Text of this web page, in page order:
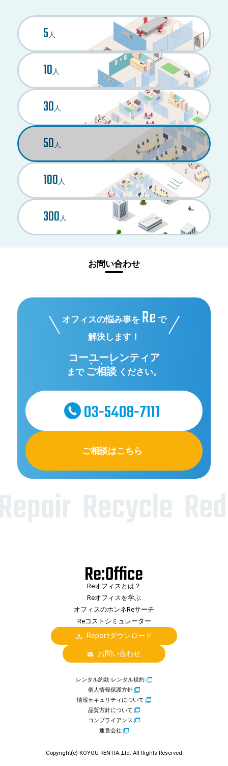
5人
10人
30人
50人
100人
300人
お問い合わせ
オフィスの悩み事を Re で
解決します！
コーユーレンティア
まで ご相談 ください。
03-5408-7111
ご相談はこちら
Reオフィスとは？
Reオフィスを学ぶ
オフィスのホンネReサーチ
Reコストシミュレーター
Reportダウンロード
お問い合わせ
レンタル約款·レンタル規約
個人情報保護方針
情報セキュリティについて
品質方針について
コンプライアンス
運営会社
Copyright(c) KOYOU RENTIA.,Ltd. All Rights Reserved